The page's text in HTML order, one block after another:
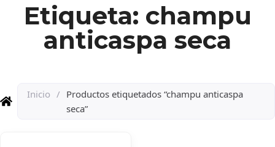
Etiqueta: champu
anticaspa seca
Inicio / Productos etiquetados “champu anticaspa
seca”